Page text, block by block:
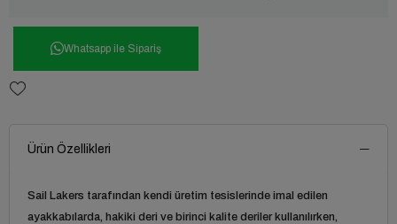
Whatsapp ile Sipariş
Ürün Özellikleri
Sail Lakers tarafından kendi üretim tesislerinde imal edilen
ayakkabılarda, hakiki deri ve birinci kalite deriler kullanılırken,